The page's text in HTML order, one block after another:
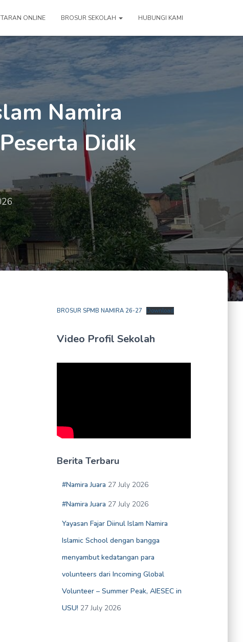
ONLINE BROSUR SEKOLAH HUBUNGI KAMI
Namira
Didik
BROSUR SPMB NAMIRA 26-27 Download
Video Profil Sekolah
Berita Terbaru
#Namira Juara 27 July 2026
#Namira Juara 27 July 2026
Yayasan Fajar Diinul Islam Namira
Islamic School dengan bangga
menyambut kedatangan para
volunteers dari Incoming Global
Volunteer – Summer Peak, AIESEC in
USU! 27 July 2026